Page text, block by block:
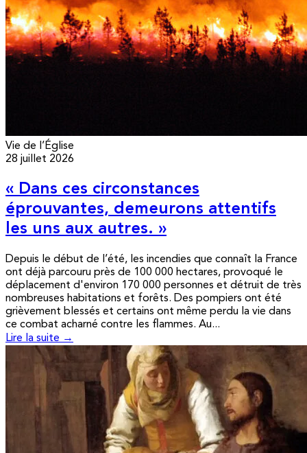
Vie de l’Église
28 juillet 2026
« Dans ces circonstances
éprouvantes, demeurons attentifs
les uns aux autres. »
Depuis le début de l’été, les incendies que connaît la France
ont déjà parcouru près de 100 000 hectares, provoqué le
déplacement d'environ 170 000 personnes et détruit de très
nombreuses habitations et forêts. Des pompiers ont été
grièvement blessés et certains ont même perdu la vie dans
ce combat acharné contre les flammes. Au...
Lire la suite →